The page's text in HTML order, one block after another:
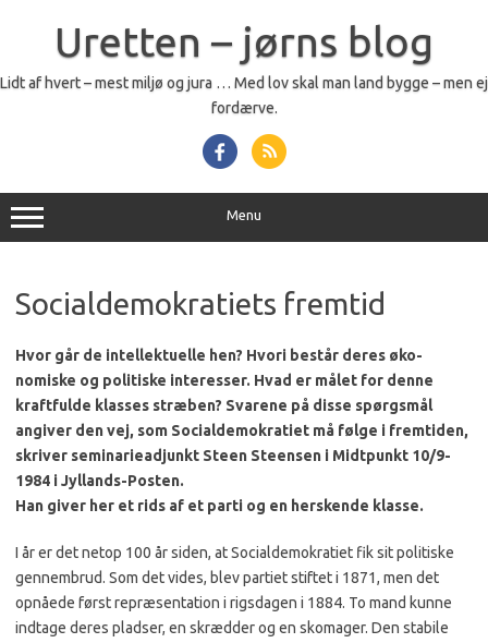
Uretten – jørns blog
Lidt af hvert – mest miljø og jura … Med lov skal man land bygge – men ej
fordærve.
Menu
Socialdemokratiets fremtid
Hvor går de intellektuelle hen? Hvori består deres øko­
nomiske og politiske interes­ser. Hvad er målet for denne
kraftfulde klasses stræben? Svarene på disse spørgsmål
angiver den vej, som Social­demokratiet må følge i frem­tiden,
skriver seminariead­junkt Steen Steensen i Midt­punkt 10/9-
1984 i Jyllands-Posten.
Han giver her et rids af et parti og en herskende klasse.
I år er det netop 100 år siden, at Socialdemokratiet fik sit po­litiske
gennembrud. Som det vides, blev partiet stiftet i 1871, men det
opnåede først repræ­sentation i rigsdagen i 1884. To mand kunne
indtage deres pladser, en skrædder og en skomager. Den stabile